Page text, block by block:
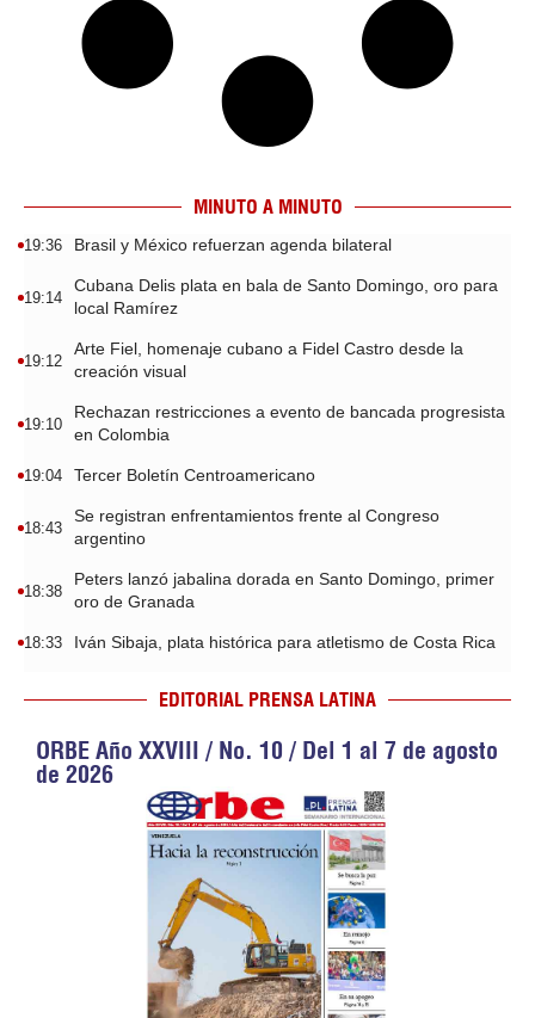
MINUTO A MINUTO
19:36 Brasil y México refuerzan agenda bilateral
19:14
Cubana Delis plata en bala de Santo Domingo, oro para
local Ramírez
19:12
Arte Fiel, homenaje cubano a Fidel Castro desde la
creación visual
19:10
Rechazan restricciones a evento de bancada progresista
en Colombia
19:04 Tercer Boletín Centroamericano
18:43
Se registran enfrentamientos frente al Congreso
argentino
18:38
Peters lanzó jabalina dorada en Santo Domingo, primer
oro de Granada
18:33 Iván Sibaja, plata histórica para atletismo de Costa Rica
EDITORIAL PRENSA LATINA
ORBE Año XXVIII / No. 10 / Del 1 al 7 de agosto
de 2026